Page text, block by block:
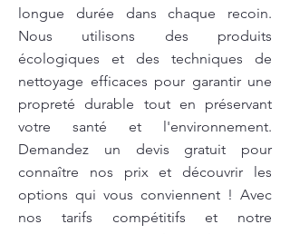
longue durée dans chaque recoin.
Nous utilisons des produits
écologiques et des techniques de
nettoyage efficaces pour garantir une
propreté durable tout en préservant
votre santé et l'environnement.
Demandez un devis gratuit pour
connaître nos prix et découvrir les
options qui vous conviennent ! Avec
nos tarifs compétitifs et notre